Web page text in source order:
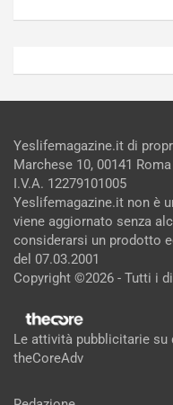
Yeslifemagazine.it di
Marchese 10, 00141
I.V.A. 12279101005
Yeslifemagazine.it non è
viene aggiornato senza
considerarsi un prodotto
del 07.03.2001
Copyright ©2026 - Tutti i
Le attività pubblicitarie
theCoreAdv